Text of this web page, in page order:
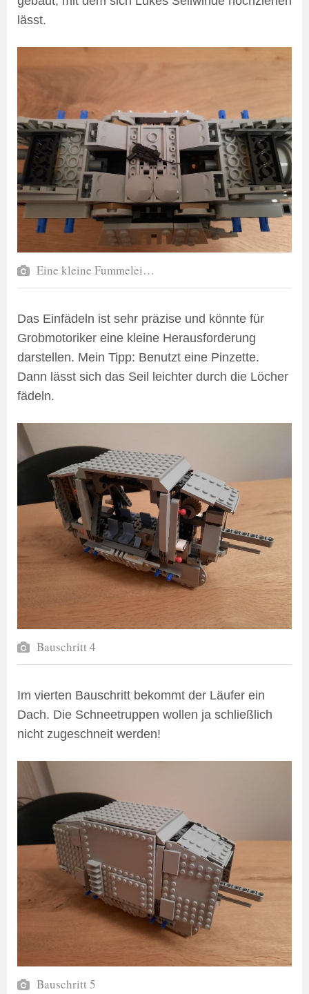
lässt.
Eine kleine Fummelei…
Das Einfädeln ist sehr präzise und könnte für
Grobmotoriker eine kleine Herausforderung
darstellen. Mein Tipp: Benutzt eine Pinzette.
Dann lässt sich das Seil leichter durch die Löcher
fädeln.
Bauschritt 4
Im vierten Bauschritt bekommt der Läufer ein
Dach. Die Schneetruppen wollen ja schließlich
nicht zugeschneit werden!
Bauschritt 5